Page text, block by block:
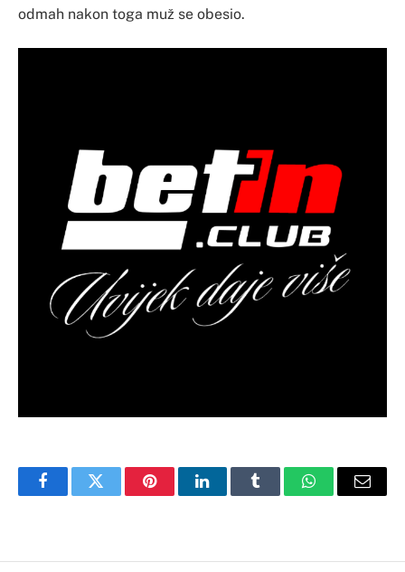
odmah nakon toga muž se obesio.
FacebookTwitter PinterestLinkedInTumblr WhatsAppEmail